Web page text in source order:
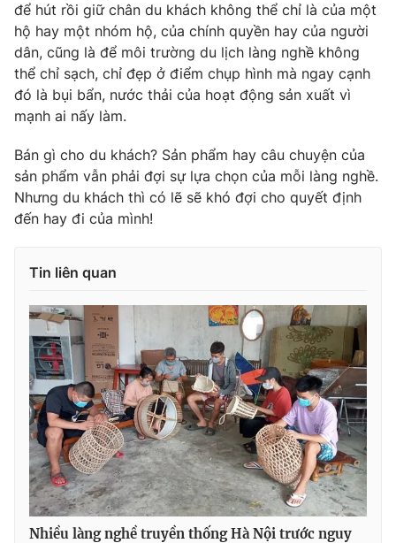
để hút rồi giữ chân du khách không thể chỉ là của một
hộ hay một nhóm hộ, của chính quyền hay của người
dân, cũng là để môi trường du lịch làng nghề không
thể chỉ sạch, chỉ đẹp ở điểm chụp hình mà ngay cạnh
đó là bụi bẩn, nước thải của hoạt động sản xuất vì
mạnh ai nấy làm.
Bán gì cho du khách? Sản phẩm hay câu chuyện của
sản phẩm vẫn phải đợi sự lựa chọn của mỗi làng nghề.
Nhưng du khách thì có lẽ sẽ khó đợi cho quyết định
đến hay đi của mình!
Tin liên quan
Nhiều làng nghề truyền thống Hà Nội trước nguy